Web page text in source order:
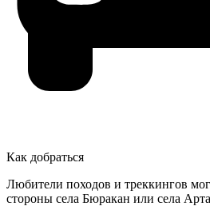
Как добраться
Любители походов и треккингов
стороны села Бюракан или села